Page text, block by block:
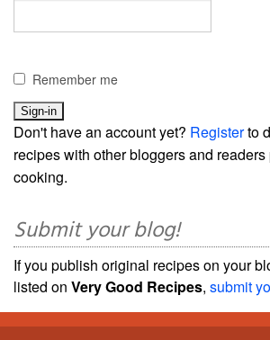
Remember me
Don't have an account yet? Registerto
recipes with other bloggers and
cooking.
Submit your blog!
If you publish original recipes on your
listed on Very Good Recipes, submit